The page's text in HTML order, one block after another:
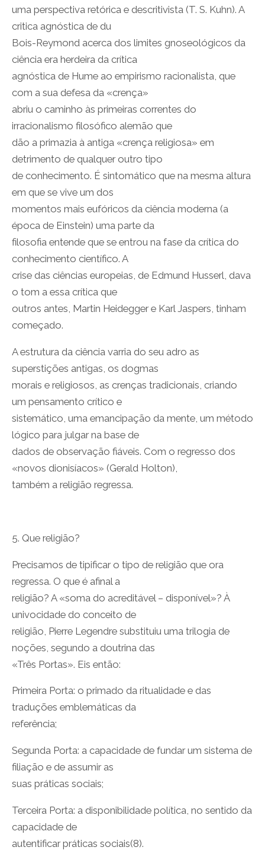
uma perspectiva retórica e descritivista (T. S. Kuhn). A
critica agnóstica de du
Bois-Reymond acerca dos limites gnoseológicos da
ciência era herdeira da crítica
agnóstica de Hume ao empirismo racionalista, que
com a sua defesa da «crença»
abriu o caminho às primeiras correntes do
irracionalismo filosófico alemão que
dão a primazia à antiga «crença religiosa» em
detrimento de qualquer outro tipo
de conhecimento. É sintomático que na mesma altura
em que se vive um dos
momentos mais eufóricos da ciência moderna (a
época de Einstein) uma parte da
filosofia entende que se entrou na fase da crítica do
conhecimento científico. A
crise das ciências europeias, de Edmund Husserl, dava
o tom a essa crítica que
outros antes, Martin Heidegger e Karl Jaspers, tinham
começado.
A estrutura da ciência varria do seu adro as
superstições antigas, os dogmas
morais e religiosos, as crenças tradicionais, criando
um pensamento crítico e
sistemático, uma emancipação da mente, um método
lógico para julgar na base de
dados de observação fiáveis. Com o regresso dos
«novos dionisíacos» (Gerald Holton),
também a religião regressa.
5. Que religião?
Precisamos de tipificar o tipo de religião que ora
regressa. O que é afinal a
religião? A «soma do acreditável – disponível»? À
univocidade do conceito de
religião, Pierre Legendre substituiu uma trilogia de
noções, segundo a doutrina das
«Três Portas». Eis então:
Primeira Porta: o primado da ritualidade e das
traduções emblemáticas da
referência;
Segunda Porta: a capacidade de fundar um sistema de
filiação e de assumir as
suas práticas sociais;
Terceira Porta: a disponibilidade política, no sentido da
capacidade de
autentificar práticas sociais(8).